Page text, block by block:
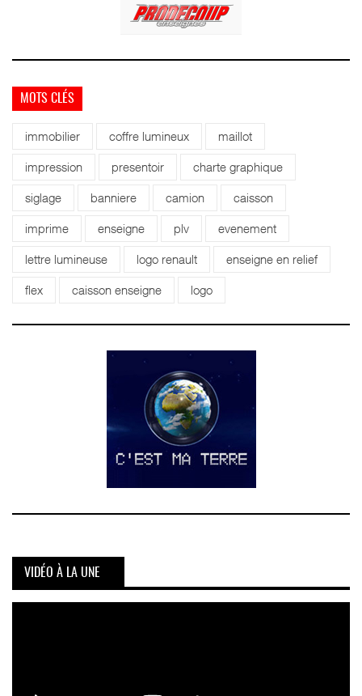
MOTS CLÉS
immobilier coffre lumineux maillot
impression presentoir charte graphique
siglage banniere camion caisson
imprime enseigne plv evenement
lettre lumineuse logo renault enseigne en relief
flex caisson enseigne logo
VIDÉO À LA UNE